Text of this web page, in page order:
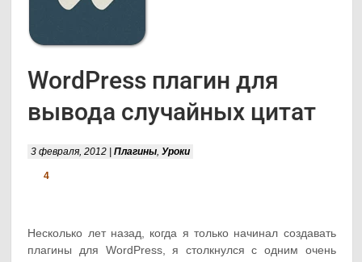
WordPress плагин для
вывода случайных цитат
3 февраля, 2012 |Плагины,Уроки
4
Несколько лет назад, когда я только начинал создавать
плагины для WordPress, я столкнулся с одним очень